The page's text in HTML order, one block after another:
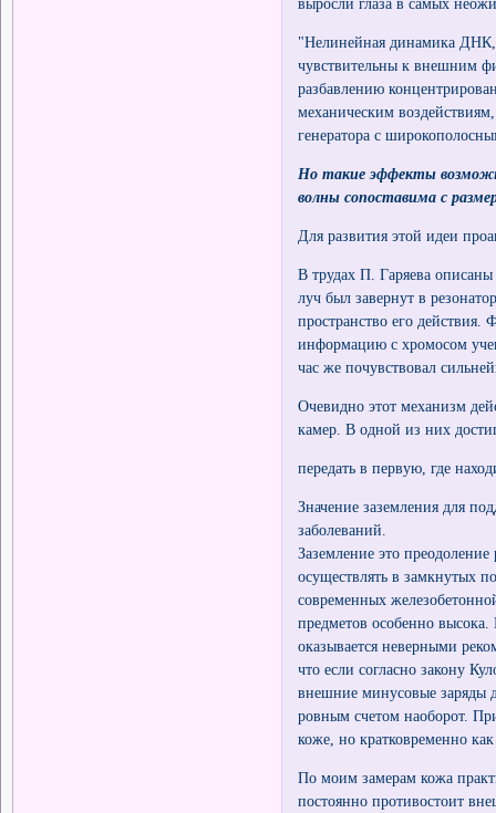
"Нелинейная динамика ДНК,
чувствительны к внешним
разбавлению
механическим
генератора с
Но такие эффекты
волны сопоставима с
Для развития этой идеи
В трудах П. Гаряева
луч был завернут в
пространство его
информацию с хромосом
час же почувствовал
Очевидно этот механизм
камер. В одной из них
передать в первую, где
Значение заземления для
заболеваний.
Заземление это
осуществлять в замкнутых
современных
предметов особенно
оказывается неверными
что если согласно закону
внешние минусовые заряды
ровным счетом наоборот.
коже, но кратковременно
По моим замерам кожа
постоянно противостоит